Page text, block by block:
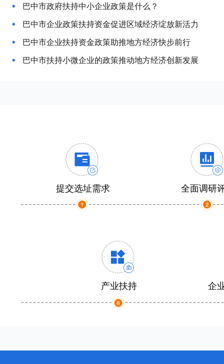
巴中市政府扶持中小企业政策是什么？
巴中市企业政策扶持资金促进区域经济绽放新活力
巴中市企业扶持资金政策助推地方经济快步前行
巴中市扶持小微企业的政策推动地方经济创新发展
提交选址需求 全面调研
产业扶持 企